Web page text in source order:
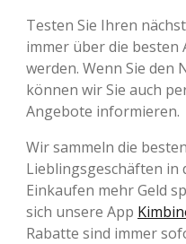
Testen Sie Ihren
immer über die
werden. Wenn Sie den
können wir Sie auch
Angebote informieren.
Wir sammeln die
Lieblingsgeschäften in
Einkaufen mehr Geld
sich unsere App
Rabatte sind immer